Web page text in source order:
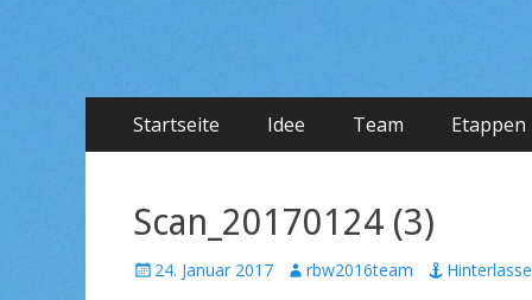
Primäres
Menü
Zum
Inhalt
Startseite Idee Team Etappen
Scan_20170124 (3)
V 24. Januar 2017
A rbw2016team